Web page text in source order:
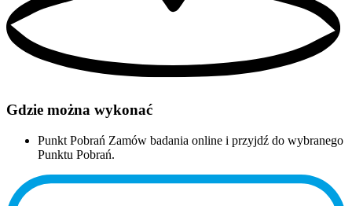
Gdzie można wykonać
Punkt Pobrań Zamów badania online i przyjdź do wybranego
Punktu Pobrań.